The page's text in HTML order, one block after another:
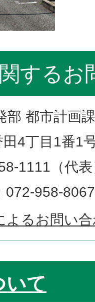
するお
部 都市計画課
4丁目1番1
1111（代
072-958-8067
よるお問い
いて